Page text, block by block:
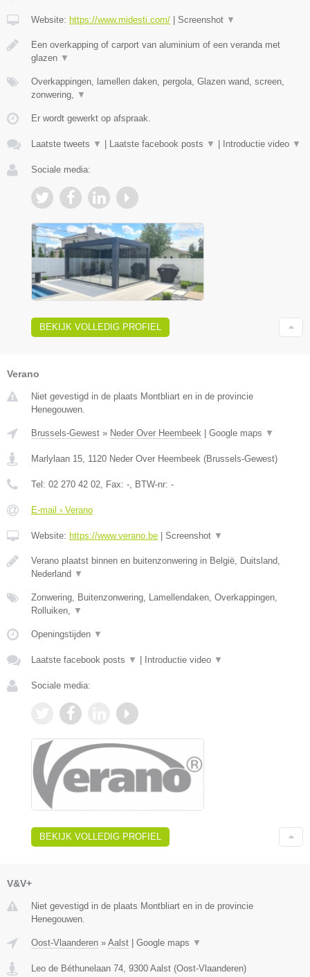
Website: https://www.midesti.com/ | Screenshot ▼
Een overkapping of carport van aluminium of een veranda met
glazen ▼
Overkappingen, lamellen daken, pergola, Glazen wand, screen,
zonwering,
▼
Er wordt gewerkt op afspraak.
Laatste tweets ▼ | Laatste facebook posts ▼ | Introductie video ▼
Sociale media:
BEKIJK VOLLEDIG PROFIEL
Verano
Niet gevestigd in de plaats Montbliart en in de provincie
Henegouwen.
Brussels-Gewest » Neder Over Heembeek Google maps ▼
Marlylaan 15 1120 Neder Over Heembeek (Brussels-Gewest)
Tel: 02 270 42 02 , Fax: - , BTW-nr: -
E-mail › Verano
Website: https://www.verano.be Screenshot ▼
Verano plaatst binnen en buitenzonwering in België, Duitsland,
Nederland ▼
Zonwering, Buitenzonwering, Lamellendaken, Overkappingen,
Rolluiken,
▼
Openingstijden ▼
Laatste facebook posts ▼ Introductie video ▼
Sociale media:
BEKIJK VOLLEDIG PROFIEL
V&V+
Niet gevestigd in de plaats Montbliart en in de provincie
Henegouwen.
Oost-Vlaanderen » Aalst Google maps ▼
Leo de Béthunelaan 74 9300 Aalst (Oost-Vlaanderen)